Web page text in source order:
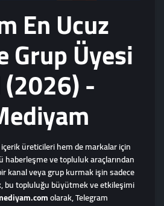
En Ucuz
Grup Üyesi
(2026) -
üreticileri hem de markalar için
haberleşme ve topluluk araçlarından
kanal veya grup kurmak işin sadece
bu topluluğu büyütmek ve etkileşimi
olarak, Telegram